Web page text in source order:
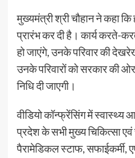
मुख्यमंत्री श्री चौहान ने कहा कि
प्रारंभ कर दी है। कार्य करते-
हो जाएंगे, उनके परिवार की
उनके परिवारों को सरकार की
निधि दी जाएगी।
वीडियो कॉन्फ्रेंसिंग में स्वास्थ्य
प्रदेश के सभी मुख्य चिकित्सा
पैरामेडिकल स्टाफ, सफाईकर्मी,